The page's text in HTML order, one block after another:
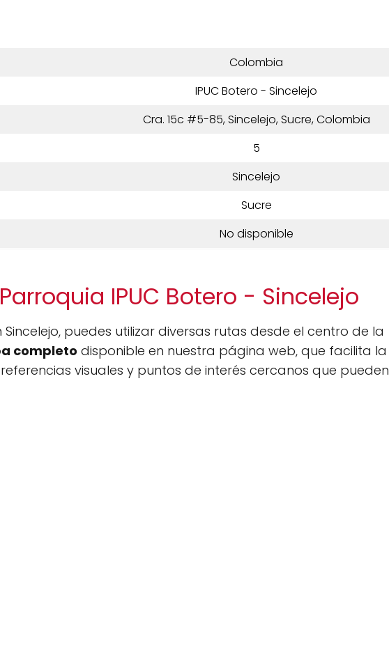
Colombia
IPUC Botero - Sincelejo
Cra. 15c #5-85, Sincelejo, Sucre, Colombia
5
Sincelejo
Sucre
No disponible
IPUC Botero - Sincelejo
Sincelejo, puedes utilizar diversas rutas desde el centro de la
completo disponible en nuestra página web, que facilita la
visuales y puntos de interés cercanos que pueden